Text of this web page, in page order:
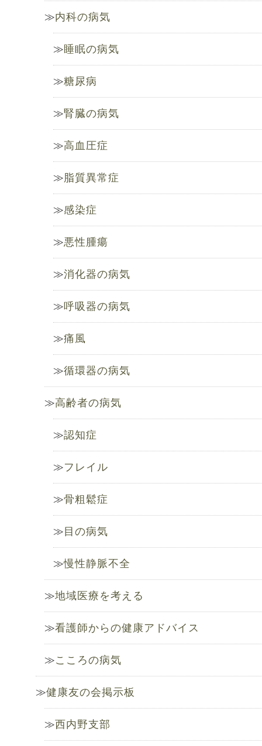
内科の病気
睡眠の病気
糖尿病
腎臓の病気
高血圧症
脂質異常症
感染症
悪性腫瘍
消化器の病気
呼吸器の病気
痛風
循環器の病気
高齢者の病気
認知症
フレイル
骨粗鬆症
目の病気
慢性静脈不全
地域医療を考える
看護師からの健康アドバイス
こころの病気
健康友の会掲示板
西内野支部